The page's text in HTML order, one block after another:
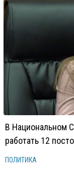
В Национальном
работать 12
ПОЛИТИКА